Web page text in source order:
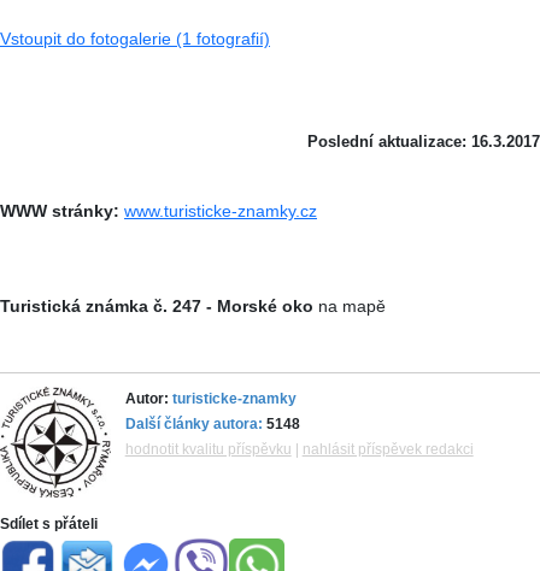
Vstoupit do fotogalerie (1 fotografií)
Poslední aktualizace: 16.3.2017
WWW stránky: www.turisticke-znamky.cz
Turistická známka č. 247 - Morské oko na mapě
Autor: turisticke-znamky
Další články autora: 5148
hodnotit kvalitu příspěvku
nahlásit příspěvek redakci
Sdílet s přáteli